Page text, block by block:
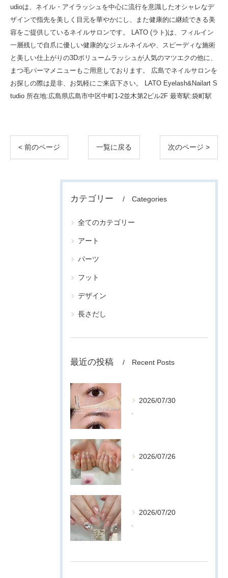
udioは、ネイル・アイラッシュを中心に流行を意識したオシャレなデ
ザインで指先を美しく目元を華やかにし、また健康的に継続できる美
容をご提供しているネイルサロンです。 LATO (ラト)は、フィルイン
一層残しで自爪に優しい健康的なジェルネイルや、スピーディな施術
と美しい仕上がりの3Dボリュームラッシュが人気のマツエクの他に、
まつ毛パーマメニューもご用意しております。 広島でネイルサロンを
お探しの際は是非、お気軽にご来店下さい。 LATO Eyelash&Nailart S
tudio 所在地:広島県広島市中区中町1-2並木第2ビル2F 最寄駅:袋町駅
< 前のページ 一覧に戻る 次のページ >
カテゴリー Categories
全てのカテゴリー
アート
パーツ
フット
デザイン
長さだし
最近の投稿 Recent Posts
2026/07/30
2026/07/26
2026/07/20